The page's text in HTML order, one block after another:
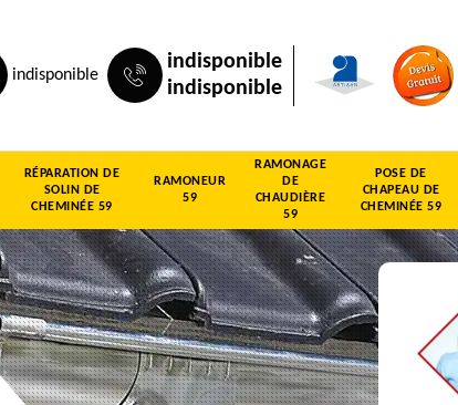
indisponible
indisponible
indisponible
RÉPARATION DE
SOLIN DE
CHEMINÉE 59
RAMONEUR
59
RAMONAGE
DE
CHAUDIÈRE
59
POSE DE
CHAPEAU DE
CHEMINÉE 59